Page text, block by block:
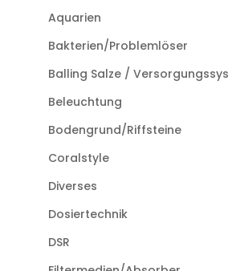
Aquarien
Bakterien/Problemlöser
Balling Salze /
Beleuchtung
Bodengrund/Riffsteine
Coralstyle
Diverses
Dosiertechnik
DSR